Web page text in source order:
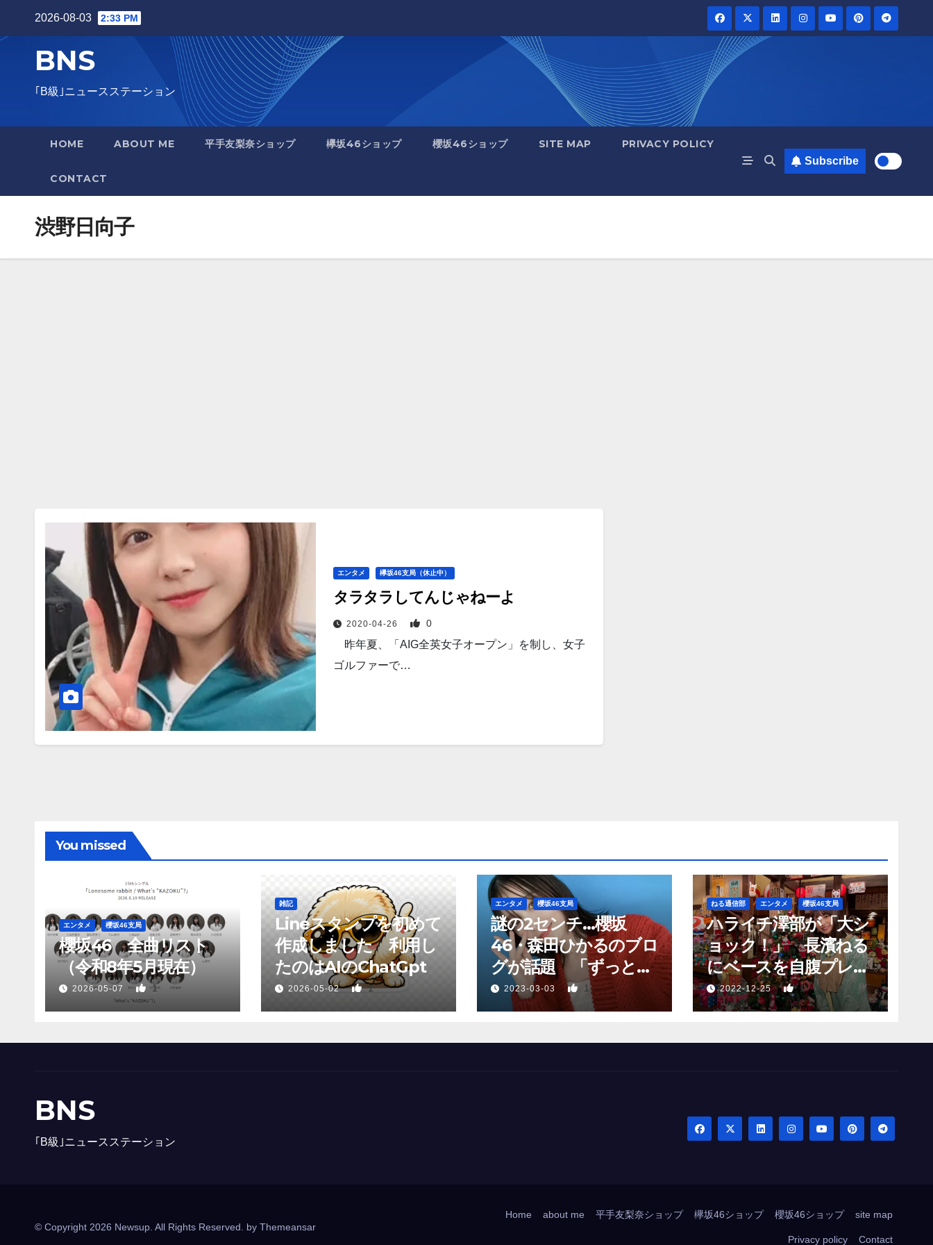
2026-08-03 2:33 PM
BNS
｢B級｣ニュースステーション
HOME ABOUT ME 平手友梨奈ショップ 欅坂46ショップ 櫻坂46ショップ SITE MAP PRIVACY POLICY
CONTACT
Subscribe
渋野日向子
エンタメ 欅坂46支局（休止中）
タラタラしてんじゃねーよ
2020-04-26 0
昨年夏、「AIG全英女子オープン」を制し、女子
ゴルファーで…
You missed
エンタメ 櫻坂46支局
櫻坂46 全曲リスト
（令和8年5月現在）
2026-05-07 1
雑記
Lineスタンプを初めて
作成しました 利用し
たのはAIのChatGpt
2026-05-02 1
エンタメ 櫻坂46支局
謎の2センチ…櫻坂
46・森田ひかるのブロ
グが話題 「ずっと願
っていた、あれか？」
2023-03-03 1
ねる通信部 エンタメ 櫻坂46支局
ハライチ澤部が「大シ
ョック！」 長濱ねる
にベースを自腹プレゼ
ントするも…
2022-12-25 1
BNS
｢B級｣ニュースステーション
© Copyright 2026 Newsup. All Rights Reserved. by Themeansar
Home about me 平手友梨奈ショップ 欅坂46ショップ 櫻坂46ショップ site map
Privacy policy Contact